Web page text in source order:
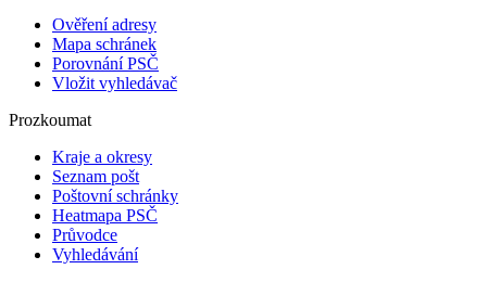
Ověření adresy
Mapa schránek
Porovnání PSČ
Vložit vyhledávač
Prozkoumat
Kraje a okresy
Seznam pošt
Poštovní schránky
Heatmapa PSČ
Průvodce
Vyhledávání